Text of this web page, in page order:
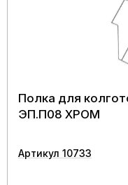
Полка для
ЭП.П08 ХРОМ
Артикул 10733